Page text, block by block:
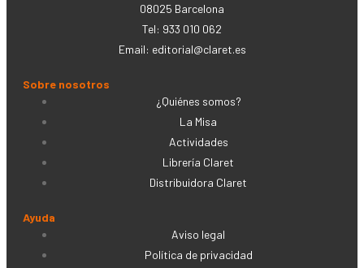
08025 Barcelona
Tel: 933 010 062
Email: editorial@claret.es
Sobre nosotros
¿Quiénes somos?
La Misa
Actividades
Librería Claret
Distribuidora Claret
Ayuda
Aviso legal
Política de privacidad